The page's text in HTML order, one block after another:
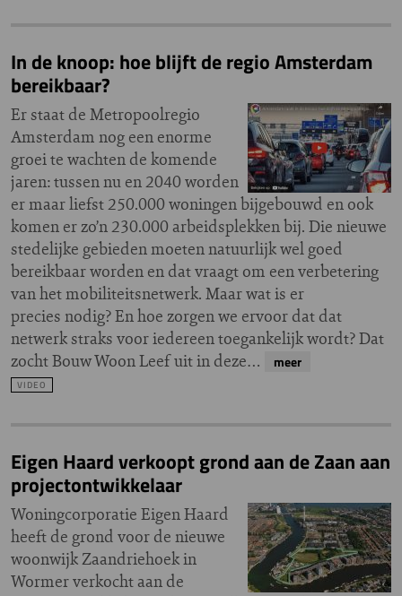
In de knoop: hoe blijft de regio Amsterdam
bereikbaar?
Er staat de Metropoolregio
Amsterdam nog een enorme
groei te wachten de komende
jaren: tussen nu en 2040 worden
er maar liefst 250.000 woningen bijgebouwd en ook
komen er zo’n 230.000 arbeidsplekken bij. Die nieuwe
stedelijke gebieden moeten natuurlijk wel goed
bereikbaar worden en dat vraagt om een verbetering
van het mobiliteitsnetwerk. Maar wat is er
precies nodig? En hoe zorgen we ervoor dat dat
netwerk straks voor iedereen toegankelijk wordt? Dat
zocht Bouw Woon Leef uit in deze…
meer
VIDEO
Eigen Haard verkoopt grond aan de Zaan aan
projectontwikkelaar
Woningcorporatie Eigen Haard
heeft de grond voor de nieuwe
woonwijk Zaandriehoek in
Wormer verkocht aan de